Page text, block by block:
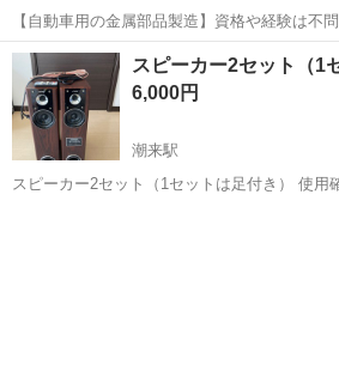
【自動車用の金属部品製造】資格や経験は不
費会社負担／正社員登用のチャンスあり／食
勤OK《茨城県茨城市》 人気の工場のお仕事 ◇トラックの金属部品の
製造◇ ★トラックの金属...
茨城 北茨城市 磯原駅 その他
スピーカー2セット（1
6,000円
潮来駅
スピーカー2セット（1セットは足付き） 使用